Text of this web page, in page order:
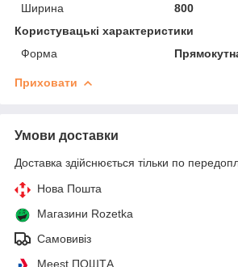
Ширина
800
Користувацькі характеристики
Форма
Приховати
Умови доставки
Доставка здійснюється тільки по
Нова Пошта
Магазини Rozetka
Самовивіз
Meest ПОШТА